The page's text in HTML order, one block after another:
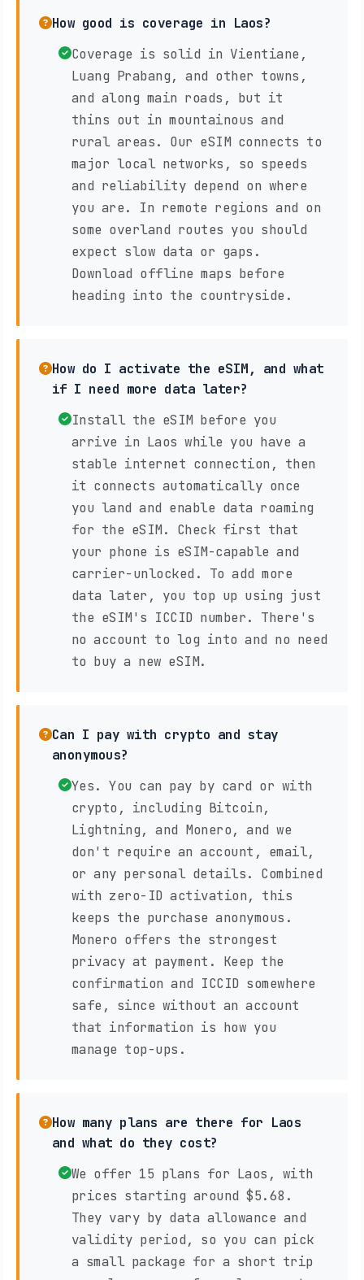
How good is coverage in Laos?
Coverage is solid in Vientiane,
Luang Prabang, and other towns,
and along main roads, but it
thins out in mountainous and
rural areas. Our eSIM connects to
major local networks, so speeds
and reliability depend on where
you are. In remote regions and on
some overland routes you should
expect slow data or gaps.
Download offline maps before
heading into the countryside.
How do I activate the eSIM, and what
if I need more data later?
Install the eSIM before you
arrive in Laos while you have a
stable internet connection, then
it connects automatically once
you land and enable data roaming
for the eSIM. Check first that
your phone is eSIM-capable and
carrier-unlocked. To add more
data later, you top up using just
the eSIM's ICCID number. There's
no account to log into and no need
to buy a new eSIM.
Can I pay with crypto and stay
anonymous?
Yes. You can pay by card or with
crypto, including Bitcoin,
Lightning, and Monero, and we
don't require an account, email,
or any personal details. Combined
with zero-ID activation, this
keeps the purchase anonymous.
Monero offers the strongest
privacy at payment. Keep the
confirmation and ICCID somewhere
safe, since without an account
that information is how you
manage top-ups.
How many plans are there for Laos
and what do they cost?
We offer 15 plans for Laos, with
prices starting around $5.68.
They vary by data allowance and
validity period, so you can pick
a small package for a short trip